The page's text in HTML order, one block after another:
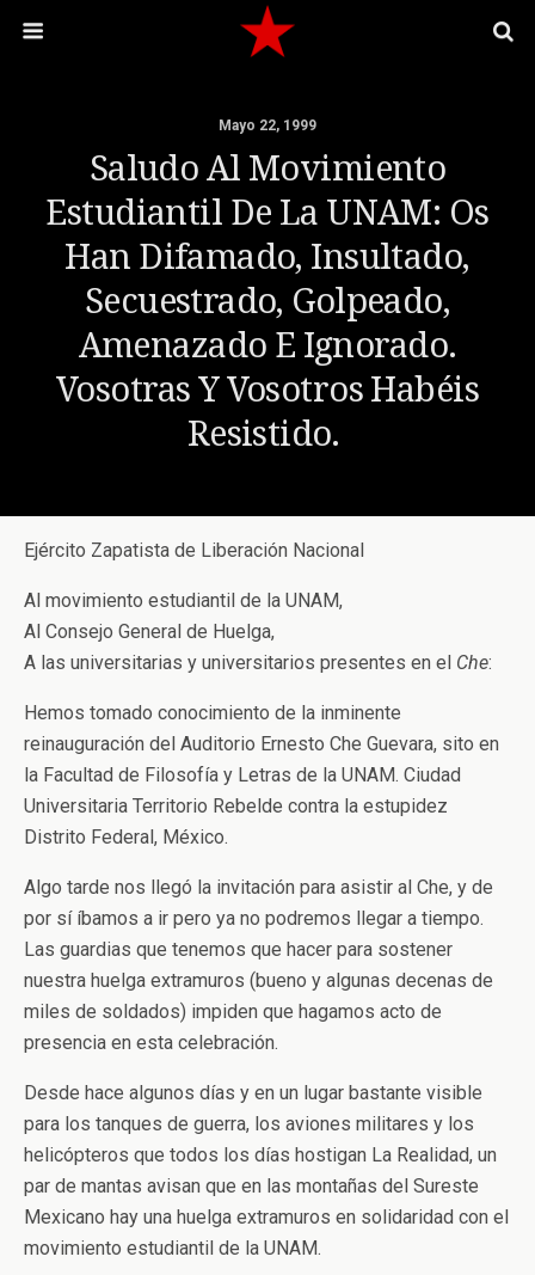
Mayo 22, 1999
Saludo Al Movimiento
Estudiantil De La UNAM: Os
Han Difamado, Insultado,
Secuestrado, Golpeado,
Amenazado E Ignorado.
Vosotras Y Vosotros Habéis
Resistido.
Ejército Zapatista de Liberación Nacional
Al movimiento estudiantil de la UNAM,
Al Consejo General de Huelga,
A las universitarias y universitarios presentes en el Che:
Hemos tomado conocimiento de la inminente
reinauguración del Auditorio Ernesto Che Guevara, sito en
la Facultad de Filosofía y Letras de la UNAM. Ciudad
Universitaria Territorio Rebelde contra la estupidez
Distrito Federal, México.
Algo tarde nos llegó la invitación para asistir al Che, y de
por sí íbamos a ir pero ya no podremos llegar a tiempo.
Las guardias que tenemos que hacer para sostener
nuestra huelga extramuros (bueno y algunas decenas de
miles de soldados) impiden que hagamos acto de
presencia en esta celebración.
Desde hace algunos días y en un lugar bastante visible
para los tanques de guerra, los aviones militares y los
helicópteros que todos los días hostigan La Realidad, un
par de mantas avisan que en las montañas del Sureste
Mexicano hay una huelga extramuros en solidaridad con el
movimiento estudiantil de la UNAM.